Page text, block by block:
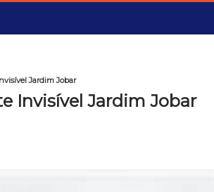
Jardim Jobar
Invisível Jardim Jobar